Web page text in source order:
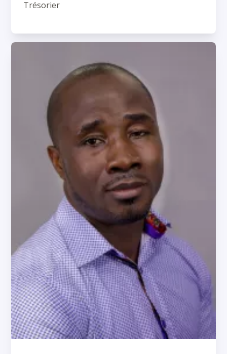
Trésorier